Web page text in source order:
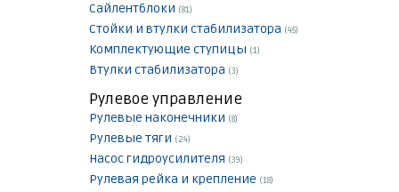
Сайлентблоки (81)
Стойки и втулки стабилизатора (45)
Комплектующие ступицы (1)
Втулки стабилизатора (3)
Рулевое управление
Рулевые наконечники (8)
Рулевые тяги (24)
Насос гидроусилителя (39)
Рулевая рейка и крепление (18)